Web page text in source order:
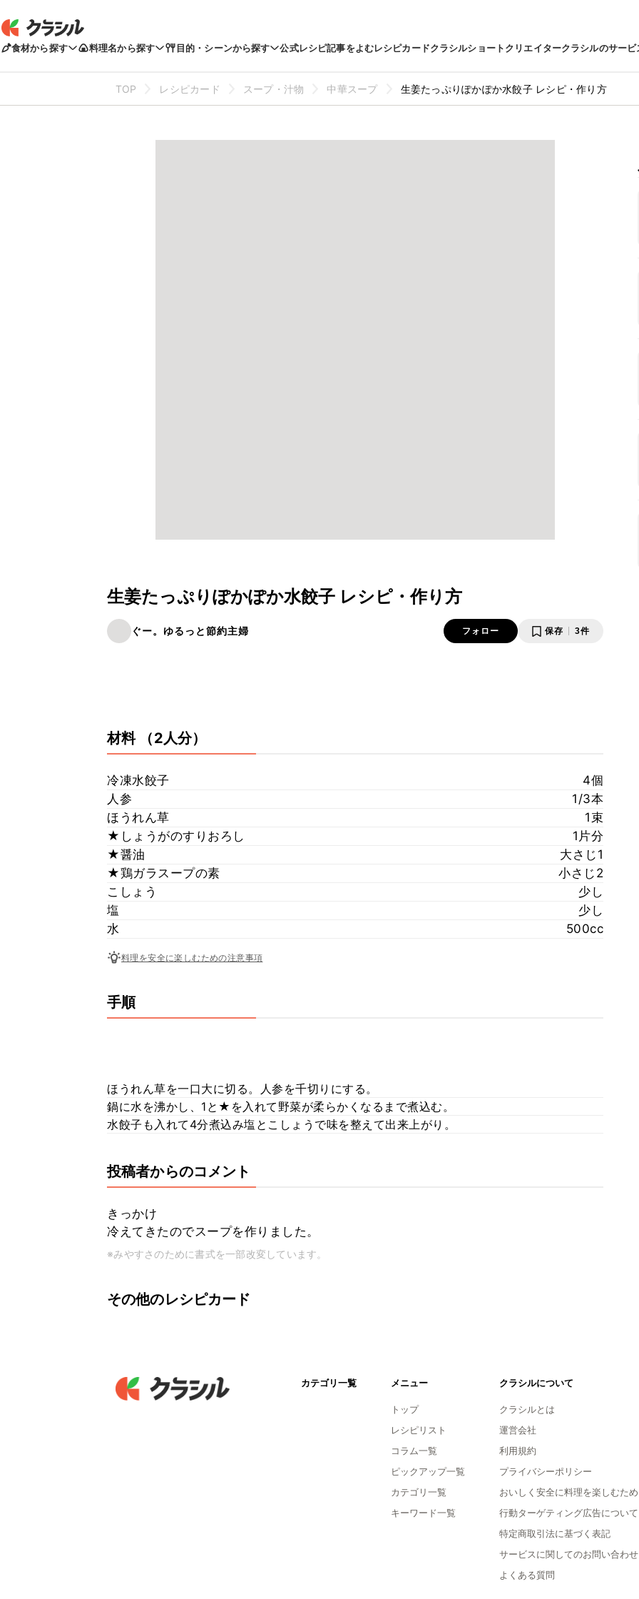
食材から探す 料理名から探す 目的・シーンから探す 公式レシピ記事をよむレシピカードクラシルショートクリエイタークラシルのサービ
TOP レシピカード スープ・汁物 中華スープ 生姜たっぷりぽかぽか水餃子 レシピ・作り方
生姜たっぷりぽかぽか水餃子 レシピ・作り方
ぐー。ゆるっと節約主婦 フォロー 保存 3件
材料 （2人分）
冷凍水餃子
4個
人参
1/3本
ほうれん草
1束
★しょうがのすりおろし
1片分
★醤油
大さじ1
★鶏ガラスープの素
小さじ2
こしょう
少し
塩
少し
水
500cc
料理を安全に楽しむための注意事項
手順
ほうれん草を一口大に切る。人参を千切りにする。
鍋に水を沸かし、1と★を入れて野菜が柔らかくなるまで煮込む。
水餃子も入れて4分煮込み塩とこしょうで味を整えて出来上がり。
投稿者からのコメント
きっかけ
冷えてきたのでスープを作りました。
※みやすさのために書式を一部改変しています。
その他のレシピカード
カテゴリ一覧 メニュー
トップ
レシピリスト
コラム一覧
ピックアップ一覧
カテゴリ一覧
キーワード一覧
クラシルについて
クラシルとは
運営会社
利用規約
プライバシーポリシー
おいしく安全に料理を楽しむため
行動ターゲティング広告について
特定商取引法に基づく表記
サービスに関してのお問い合わせ
よくある質問